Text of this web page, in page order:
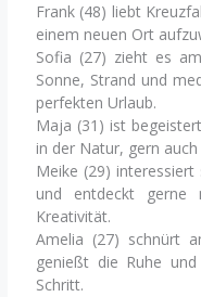
Frank (48) liebt
einem neuen Ort
Sofia (27) zieht es
Sonne, Strand und
perfekten Urlaub.
Maja (31) ist
in der Natur, gern
Meike (29)
und entdeckt
Kreativität.
Amelia (27) schnürt
genießt die Ruhe
Schritt.